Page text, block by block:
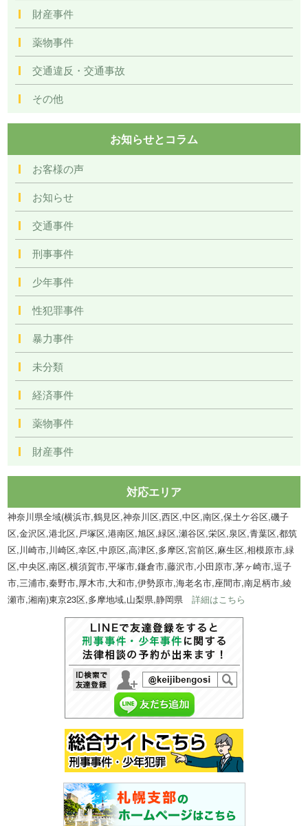
財産事件
薬物事件
交通違反・交通事故
その他
お知らせとコラム
お客様の声
お知らせ
交通事件
刑事事件
少年事件
性犯罪事件
暴力事件
未分類
経済事件
薬物事件
財産事件
対応エリア
神奈川県全域(横浜市,鶴見区,神奈川区,西区,中区,南区,保土ケ谷区,磯子
区,金沢区,港北区,戸塚区,港南区,旭区,緑区,瀬谷区,栄区,泉区,青葉区,都筑
区,川崎市,川崎区,幸区,中原区,高津区,多摩区,宮前区,麻生区,相模原市,緑
区,中央区,南区,横須賀市,平塚市,鎌倉市,藤沢市,小田原市,茅ヶ崎市,逗子
市,三浦市,秦野市,厚木市,大和市,伊勢原市,海老名市,座間市,南足柄市,綾
瀬市,湘南)東京23区,多摩地域,山梨県,静岡県詳細はこちら